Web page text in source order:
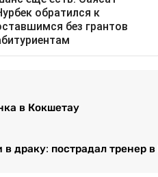
в Кокшетау
драку: пострадал тренер